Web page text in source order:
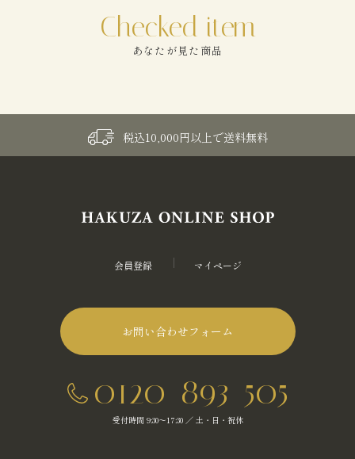
あなたが見た商品
税込10,000円以上で送料無料
会員登録 マイページ
お問い合わせフォーム
0120-893-505
受付時間 9:30～17:30 ／ 土・日・祝休